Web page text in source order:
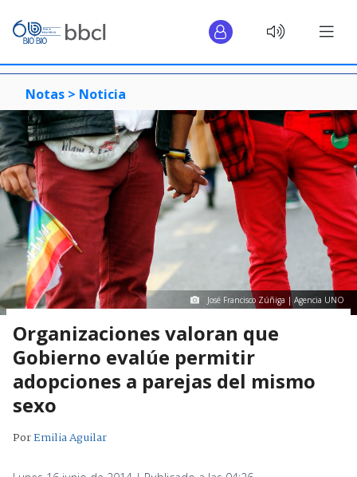
Notas > Noticia
José Francisco Zúñiga | Agencia UNO
Organizaciones valoran que
Gobierno evalúe permitir
adopciones a parejas del mismo
sexo
PorEmilia Aguilar